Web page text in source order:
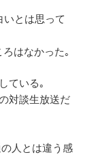
いとは思って
はなかった｡
ている｡
対談生放送だ
人とは違う感